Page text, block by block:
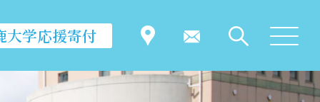
大学応援寄付